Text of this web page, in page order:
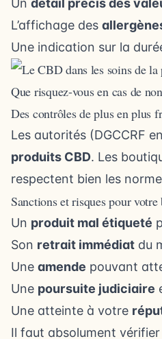
Un détail précis des
L’affichage des
Une indication sur la
Que risquez-vous en cas de
Des contrôles de plus en plus
Les autorités (DGCCRF
produits CBD. Les
respectent bien les
Sanctions et risques pour
Un produit mal étiqueté
Son retrait immédiat du
Une amende pouvant
Une poursuite judiciaire
Une atteinte à votre
Il faut absolument